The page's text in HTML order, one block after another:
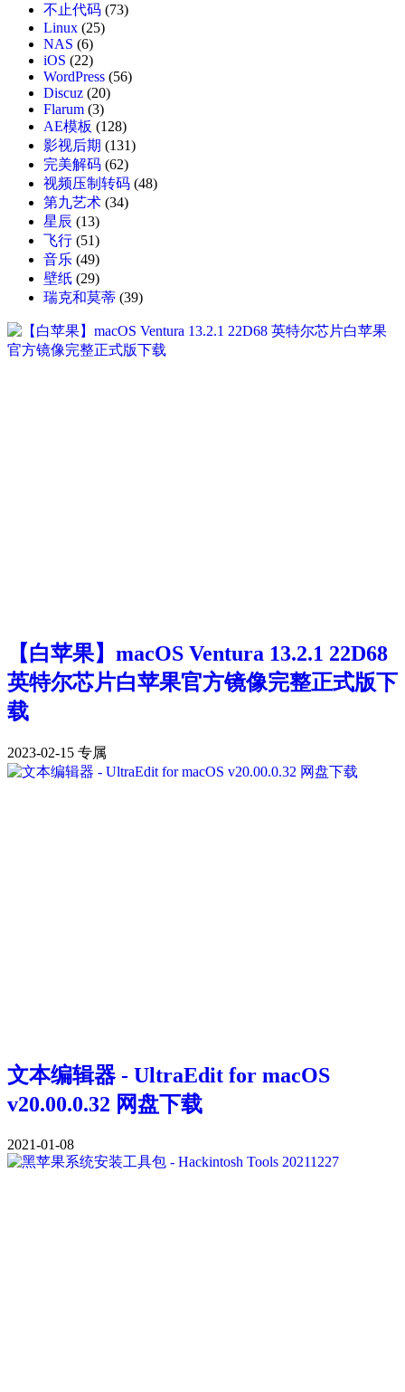
不止代码 (73)
Linux (25)
NAS (6)
iOS (22)
WordPress (56)
Discuz (20)
Flarum (3)
AE模板 (128)
影视后期 (131)
完美解码 (62)
视频压制转码 (48)
第九艺术 (34)
星辰 (13)
飞行 (51)
音乐 (49)
壁纸 (29)
瑞克和莫蒂 (39)
【白苹果】macOS Ventura 13.2.1 22D68
英特尔芯片白苹果官方镜像完整正式版下
载
2023-02-15 专属
文本编辑器 - UltraEdit for macOS
v20.00.0.32 网盘下载
2021-01-08